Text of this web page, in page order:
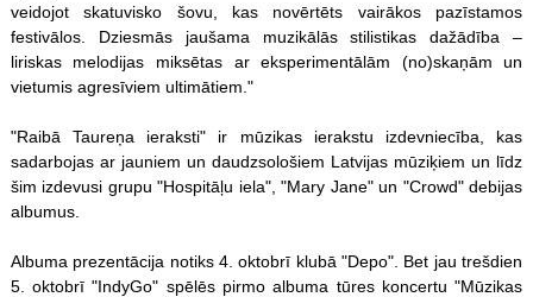
veidojot skatuvisko šovu, kas novērtēts vairākos pazīstamos
festivālos. Dziesmās jaušama muzikālās stilistikas dažādība –
liriskas melodijas miksētas ar eksperimentālām (no)skaņām un
vietumis agresīviem ultimātiem."
"Raibā Taureņa ieraksti" ir mūzikas ierakstu izdevniecība, kas
sadarbojas ar jauniem un daudzsološiem Latvijas mūziķiem un līdz
šim izdevusi grupu "Hospitāļu iela", "Mary Jane" un "Crowd" debijas
albumus.
Albuma prezentācija notiks 4. oktobrī klubā "Depo". Bet jau trešdien
5. oktobrī "IndyGo" spēlēs pirmo albuma tūres koncertu "Mūzikas